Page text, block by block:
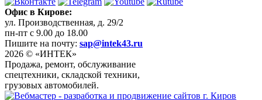
Офис в Кирове:
ул. Производственная, д. 29/2
пн-пт с 9.00 до 18.00
Пишите на почту: sap@intek43.ru
2026 © «ИНТЕК»
Продажа, ремонт, обслуживание
спецтехники, складской техники,
грузовых автомобилей.